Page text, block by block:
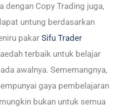
dengan Copy Trading juga,
untung berdasarkan
pakar Sifu Trader
terbaik untuk belajar
awalnya. Sememangnya,
gaya pembelajaran
bukan untuk semua